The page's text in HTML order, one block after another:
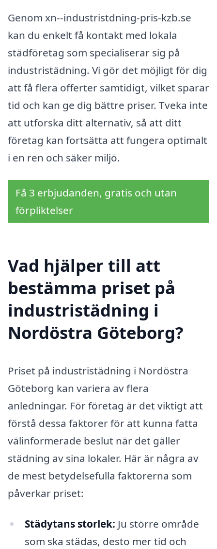
Genom xn--industristdning-pris-kzb.se
kan du enkelt få kontakt med lokala
städföretag som specialiserar sig på
industristädning. Vi gör det möjligt för dig
att få flera offerter samtidigt, vilket sparar
tid och kan ge dig bättre priser. Tveka inte
att utforska ditt alternativ, så att ditt
företag kan fortsätta att fungera optimalt
i en ren och säker miljö.
Få 3 erbjudanden, gratis och utan
förpliktelser
Vad hjälper till att
bestämma priset på
industristädning i
Nordöstra Göteborg?
Priset på industristädning i Nordöstra
Göteborg kan variera av flera
anledningar. För företag är det viktigt att
förstå dessa faktorer för att kunna fatta
välinformerade beslut när det gäller
städning av sina lokaler. Här är några av
de mest betydelsefulla faktorerna som
påverkar priset:
Städytans storlek: Ju större område
som ska städas, desto mer tid och